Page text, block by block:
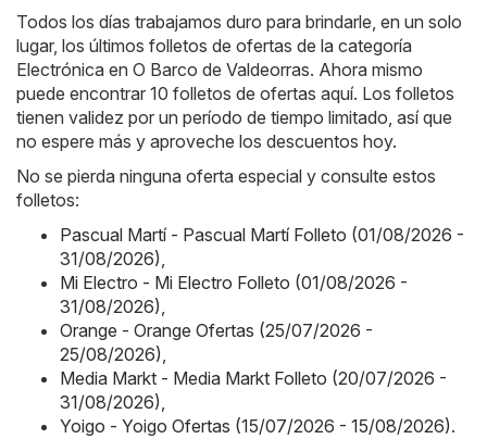
Todos los días trabajamos duro para brindarle, en un solo
lugar, los últimos folletos de ofertas de la categoría
Electrónica en O Barco de Valdeorras. Ahora mismo
puede encontrar 10 folletos de ofertas aquí. Los folletos
tienen validez por un período de tiempo limitado, así que
no espere más y aproveche los descuentos hoy.
No se pierda ninguna oferta especial y consulte estos
folletos:
Pascual Martí - Pascual Martí Folleto (01/08/2026 -
31/08/2026),
Mi Electro - Mi Electro Folleto (01/08/2026 -
31/08/2026),
Orange - Orange Ofertas (25/07/2026 -
25/08/2026),
Media Markt - Media Markt Folleto (20/07/2026 -
31/08/2026),
Yoigo - Yoigo Ofertas (15/07/2026 - 15/08/2026).